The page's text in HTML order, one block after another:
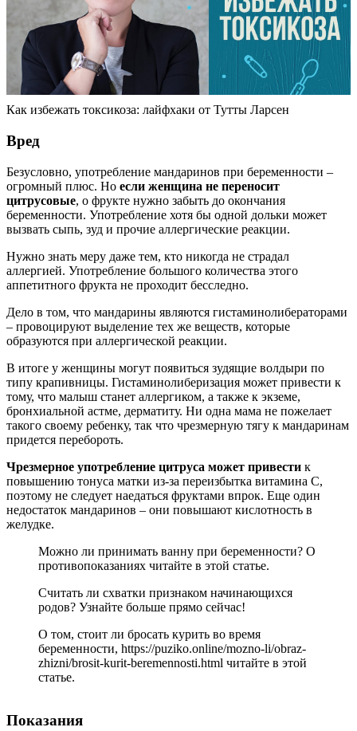
Как избежать токсикоза: лайфхаки от Тутты Ларсен
Вред
Безусловно, употребление мандаринов при беременности –
огромный плюс. Но если женщина не переносит
цитрусовые, о фрукте нужно забыть до окончания
беременности. Употребление хотя бы одной дольки может
вызвать сыпь, зуд и прочие аллергические реакции.
Нужно знать меру даже тем, кто никогда не страдал
аллергией. Употребление большого количества этого
аппетитного фрукта не проходит бесследно.
Дело в том, что мандарины являются гистаминолибераторами
– провоцируют выделение тех же веществ, которые
образуются при аллергической реакции.
В итоге у женщины могут появиться зудящие волдыри по
типу крапивницы. Гистаминолиберизация может привести к
тому, что малыш станет аллергиком, а также к экземе,
бронхиальной астме, дерматиту. Ни одна мама не пожелает
такого своему ребенку, так что чрезмерную тягу к мандаринам
придется перебороть.
Чрезмерное употребление цитруса может привести к
повышению тонуса матки из-за переизбытка витамина С,
поэтому не следует наедаться фруктами впрок. Еще один
недостаток мандаринов – они повышают кислотность в
желудке.
Можно ли принимать ванну при беременности? О
противопоказаниях читайте в этой статье.
Считать ли схватки признаком начинающихся
родов? Узнайте больше прямо сейчас!
О том, стоит ли бросать курить во время
беременности, https://puziko.online/mozno-li/obraz-
zhizni/brosit-kurit-beremennosti.html читайте в этой
статье.
Показания